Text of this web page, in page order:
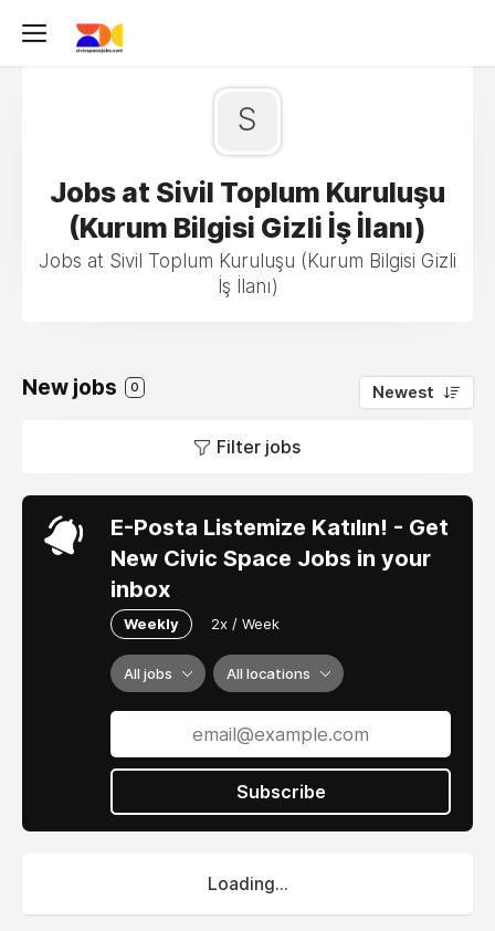
S
Jobs at Sivil Toplum Kuruluşu
(Kurum Bilgisi Gizli İş İlanı)
Jobs at Sivil Toplum Kuruluşu (Kurum Bilgisi Gizli
İş İlanı)
New jobs 0 Newest
Filter jobs
E-Posta Listemize Katılın! - Get
New Civic Space Jobs in your
inbox
Weekly 2x / Week
All jobs All locations
Subscribe
Loading...